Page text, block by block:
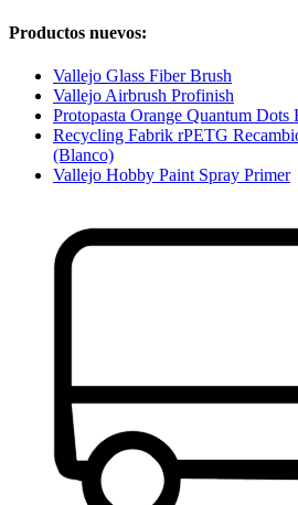
Productos nuevos:
Vallejo Glass Fiber Brush
Vallejo Airbrush Profinish
Protopasta Orange Quantum
Recycling Fabrik rPETG
(Blanco)
Vallejo Hobby Paint Spray Primer